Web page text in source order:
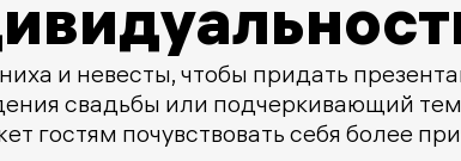
и невесты, чтобы придать
свадьбы или подчеркивающий
почувствовать себя более